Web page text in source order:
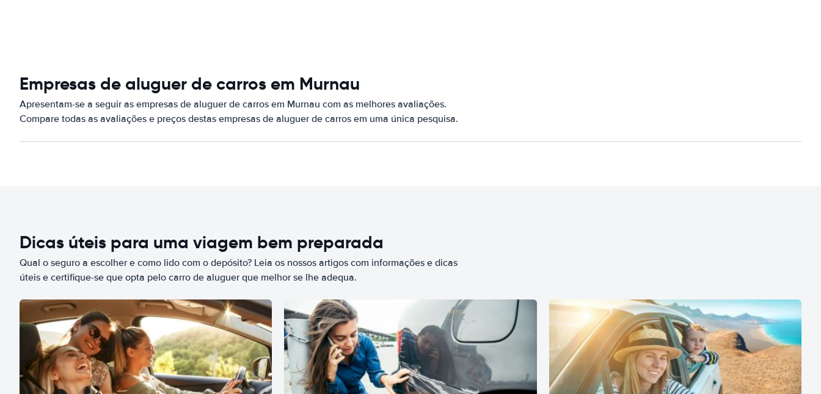
Empresas de aluguer de carros em Murnau
Apresentam-se a seguir as empresas de aluguer de carros em Murnau com as melhores avaliações.
Compare todas as avaliações e preços destas empresas de aluguer de carros em uma única pesquisa.
Dicas úteis para uma viagem bem preparada
Qual o seguro a escolher e como lido com o depósito? Leia os nossos artigos com informações e dicas
úteis e certifique-se que opta pelo carro de aluguer que melhor se lhe adequa.